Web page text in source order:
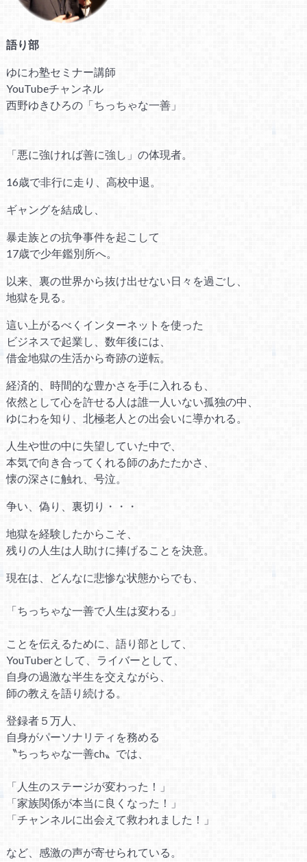
語り部
ゆにわ塾セミナー講師
YouTubeチャンネル
西野ゆきひろの「ちっちゃな一善」
「悪に強ければ善に強し」の体現者。
16歳で非行に走り、高校中退。
ギャングを結成し、
暴走族との抗争事件を起こして
17歳で少年鑑別所へ。
以来、裏の世界から抜け出せない日々を過ごし、
地獄を見る。
這い上がるべくインターネットを使った
ビジネスで起業し、数年後には、
借金地獄の生活から奇跡の逆転。
経済的、時間的な豊かさを手に入れるも、
依然として心を許せる人は誰一人いない孤独の中、
ゆにわを知り、北極老人との出会いに導かれる。
人生や世の中に失望していた中で、
本気で向き合ってくれる師のあたたかさ、
懐の深さに触れ、号泣。
争い、偽り、裏切り・・・
地獄を経験したからこそ、
残りの人生は人助けに捧げることを決意。
現在は、どんなに悲惨な状態からでも、
「ちっちゃな一善で人生は変わる」
ことを伝えるために、語り部として、
YouTuberとして、ライバーとして、
自身の過激な半生を交えながら、
師の教えを語り続ける。
登録者５万人、
自身がパーソナリティを務める
〝ちっちゃな一善ch〟では、
「人生のステージが変わった！」
「家族関係が本当に良くなった！」
「チャンネルに出会えて救われました！」
など、感激の声が寄せられている。